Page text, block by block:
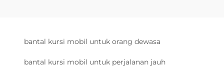
bantal kursi mobil untuk orang dewasa
bantal kursi mobil untuk perjalanan jauh